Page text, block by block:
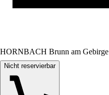
HORNBACH Brunn am Gebirge
Nicht reservierbar